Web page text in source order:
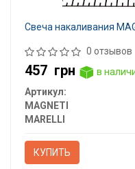
Свеча накаливания
0 отзывов
457 грн
в
Артикул:
MAGNETI
MARELLI
КУПИТЬ